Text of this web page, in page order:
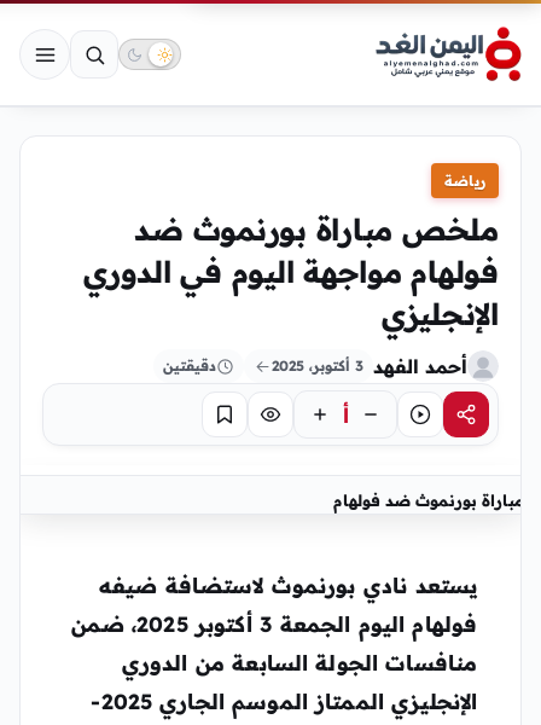
رياضة
ملخص مباراة بورنموث ضد
فولهام مواجهة اليوم في الدوري
الإنجليزي
أحمد الفهد 3 أكتوبر، 2025 دقيقتين
مشاركةاستماع أ تركيز حفظ
مباراة بورنموث ضد فولهام
يستعد نادي بورنموث لاستضافة ضيفه
فولهام اليوم الجمعة 3 أكتوبر 2025، ضمن
منافسات الجولة السابعة من الدوري
الإنجليزي الممتاز الموسم الجاري 2025-